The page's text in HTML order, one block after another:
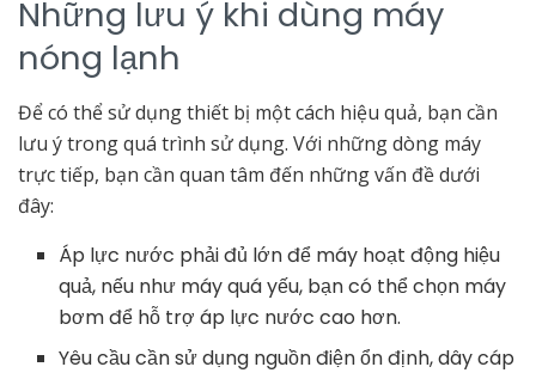
Những lưu ý khi dùng máy
nóng lạnh
Để có thể sử dụng thiết bị một cách hiệu quả, bạn cần
lưu ý trong quá trình sử dụng. Với những dòng máy
trực tiếp, bạn cần quan tâm đến những vấn đề dưới
đây:
Áp lực nước phải đủ lớn để máy hoạt động hiệu
quả, nếu như máy quá yếu, bạn có thể chọn máy
bơm để hỗ trợ áp lực nước cao hơn.
Yêu cầu cần sử dụng nguồn điện ổn định, dây cáp